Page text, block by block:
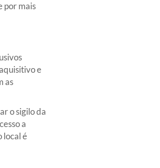
por mais
e
as
o sigilo da
a
local é